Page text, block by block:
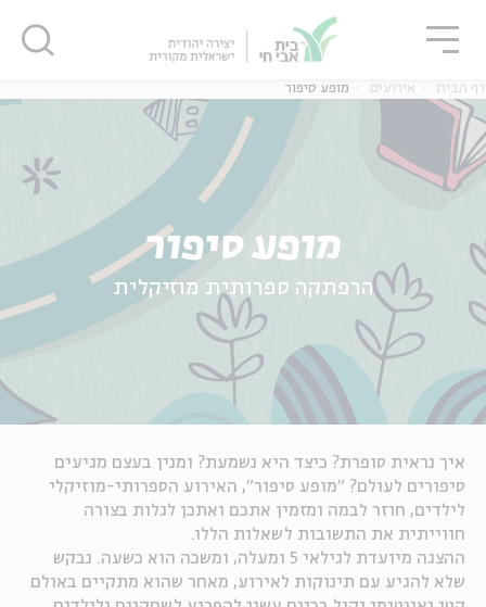
דף הבית אירועים מופע סיפור
מופע סיפור
הרפתקה ספרותית מוזיקלית
איך נראית סופרת? כיצד היא נשמעת? ומנין בעצם מגיעים
סיפורים לעולם? "מופע סיפור", האירוע הספרותי-מוזיקלי
לילדים, חוזר לבמה ומזמין אתכם ואתכן לגלות בצורה
חווייתית את התשובות לשאלות הללו.
ההצגה מיועדת לגילאי 5 ומעלה, ומשכה הוא כשעה. נבקש
שלא להגיע עם תינוקות לאירוע, מאחר שהוא מתקיים באולם
סגור